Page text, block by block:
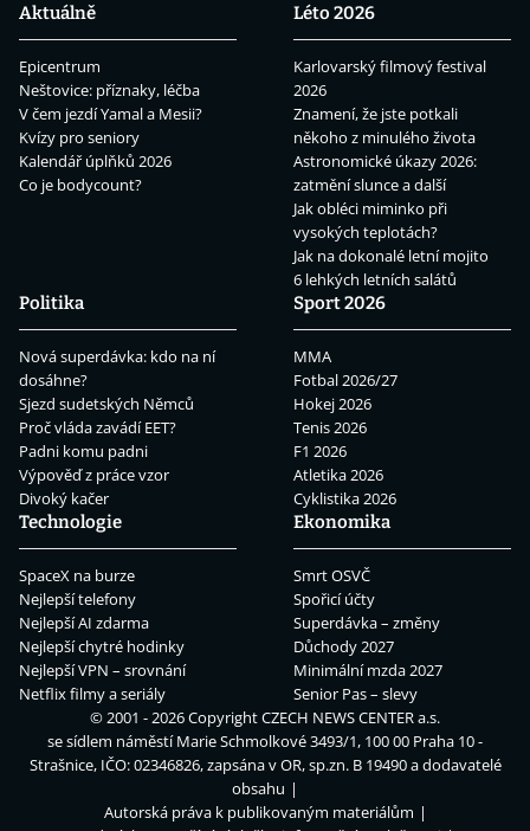
Aktuálně
Epicentrum
Neštovice: příznaky, léčba
V čem jezdí Yamal a Mesii?
Kvízy pro seniory
Kalendář úplňků 2026
Co je bodycount?
Léto 2026
Karlovarský filmový festival
2026
Znamení, že jste potkali
někoho z minulého života
Astronomické úkazy 2026:
zatmění slunce a další
Jak obléci miminko při
vysokých teplotách?
Jak na dokonalé letní mojito
6 lehkých letních salátů
Politika
Nová superdávka: kdo na ní
dosáhne?
Sjezd sudetských Němců
Proč vláda zavádí EET?
Padni komu padni
Výpověď z práce vzor
Divoký kačer
Sport 2026
MMA
Fotbal 2026/27
Hokej 2026
Tenis 2026
F1 2026
Atletika 2026
Cyklistika 2026
Technologie
SpaceX na burze
Nejlepší telefony
Nejlepší AI zdarma
Nejlepší chytré hodinky
Nejlepší VPN – srovnání
Netflix filmy a seriály
Ekonomika
Smrt OSVČ
Spořicí účty
Superdávka – změny
Důchody 2027
Minimální mzda 2027
Senior Pas – slevy
© 2001 - 2026 CopyrightCZECH NEWS CENTER a.s.
se sídlem náměstí Marie Schmolkové 3493/1, 100 00 Praha 10 -
Strašnice, IČO: 02346826, zapsána v OR, sp.zn. B 19490 a dodavatelé
obsahu
Autorská práva k publikovaným materiálům